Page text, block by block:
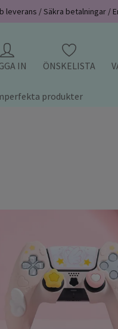
leverans / Säkra betalningar /
IN ÖNSKELISTA
produkter